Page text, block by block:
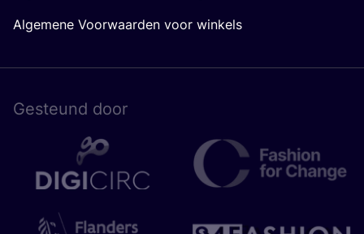
Algemene Voorwaarden voor winkels
Gesteund door